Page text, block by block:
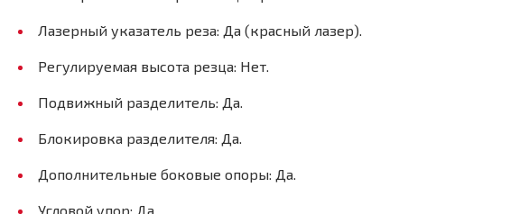
Лазерный указатель реза: Да (красный лазер).
Регулируемая высота резца: Нет.
Подвижный разделитель: Да.
Блокировка разделителя: Да.
Дополнительные боковые опоры: Да.
Угловой упор: Да.